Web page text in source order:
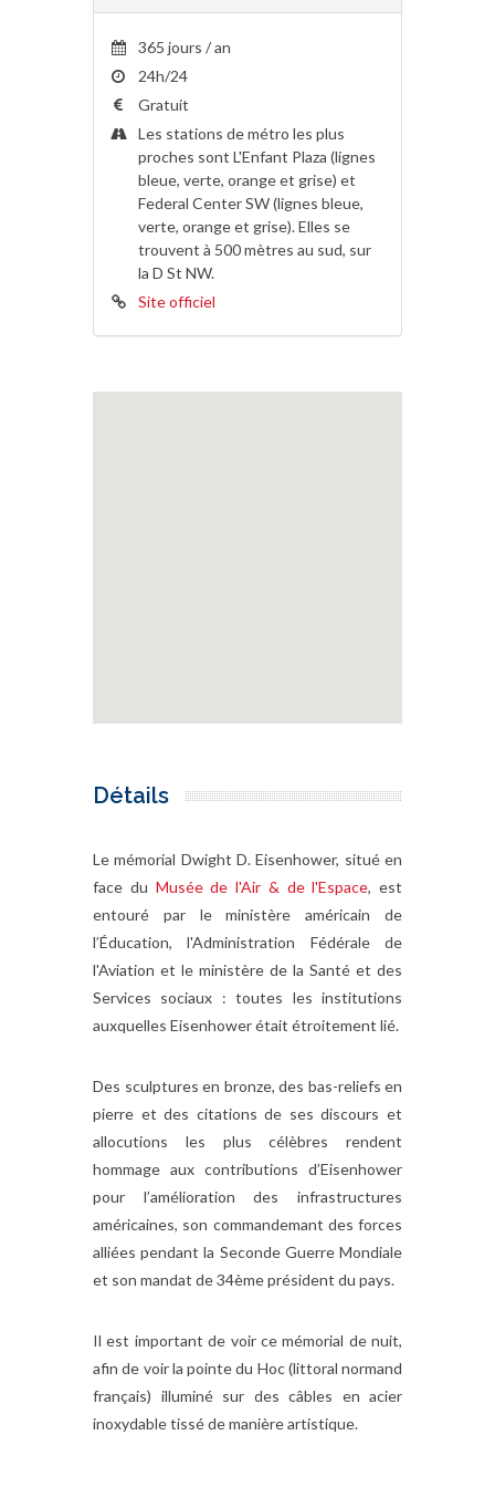
365 jours / an
24h/24
Gratuit
Les stations de métro les plus
proches sont L'Enfant Plaza (lignes
bleue, verte, orange et grise) et
Federal Center SW (lignes bleue,
verte, orange et grise). Elles se
trouvent à 500 mètres au sud, sur
la D St NW.
Site officiel
Détails
Le mémorial Dwight D. Eisenhower, situé en
face du Musée de l'Air & de l'Espace, est
entouré par le ministère américain de
l’Éducation, l'Administration Fédérale de
l'Aviation et le ministère de la Santé et des
Services sociaux : toutes les institutions
auxquelles Eisenhower était étroitement lié.
Des sculptures en bronze, des bas-reliefs en
pierre et des citations de ses discours et
allocutions les plus célèbres rendent
hommage aux contributions d’Eisenhower
pour l’amélioration des infrastructures
américaines, son commandemant des forces
alliées pendant la Seconde Guerre Mondiale
et son mandat de 34ème président du pays.
Il est important de voir ce mémorial de nuit,
afin de voir la pointe du Hoc (littoral normand
français) illuminé sur des câbles en acier
inoxydable tissé de manière artistique.